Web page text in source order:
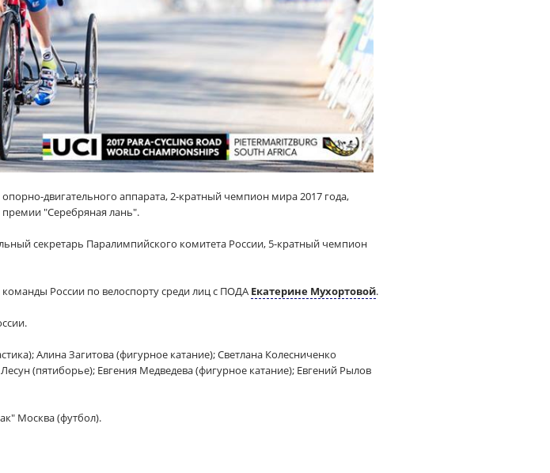
двигательного аппарата, 2-кратный чемпион мира 2017 года,
премии "Серебряная лань".
секретарь Паралимпийского комитета России, 5-кратный чемпион
России по велоспорту среди лиц с ПОДА Екатерине Мухортовой.
Алина Загитова (фигурное катание); Светлана Колесниченко
(пятиборье); Евгения Медведева (фигурное катание); Евгений Рылов
Москва (футбол).